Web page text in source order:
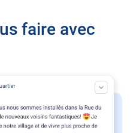
faire avec